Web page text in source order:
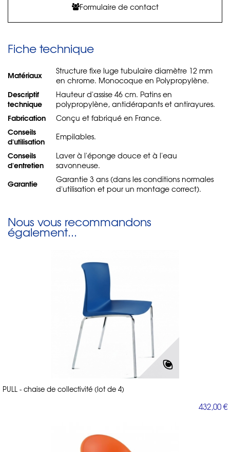
Formulaire de contact
Fiche technique
Matériaux
Structure fixe luge tubulaire diamètre 12 mm
en chrome. Monocoque en Polypropylène.
Descriptif
technique
Hauteur d'assise 46 cm. Patins en
polypropylène, antidérapants et antirayures.
Fabrication Conçu et fabriqué en France.
Conseils
d'utilisation
Empilables.
Conseils
d'entretien
Laver à l'éponge douce et à l'eau
savonneuse.
Garantie
Garantie 3 ans (dans les conditions normales
d'utilisation et pour un montage correct).
Nous vous recommandons
également...
PULL - chaise de collectivité (lot de 4)
432,00 €